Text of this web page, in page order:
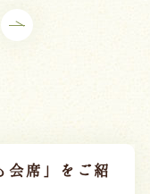
会席」をご紹